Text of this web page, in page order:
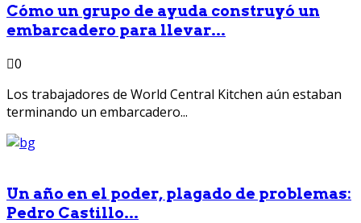
Cómo un grupo de ayuda construyó un
embarcadero para llevar...
0
Los trabajadores de World Central Kitchen aún estaban
terminando un embarcadero...
Un año en el poder, plagado de problemas:
Pedro Castillo...